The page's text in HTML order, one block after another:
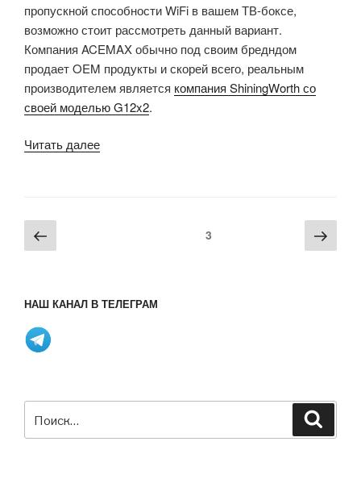
пропускной способности WiFi в вашем ТВ-боксе,
возможно стоит рассмотреть данный вариант.
Компания ACEMAX обычно под своим бредндом
продает OEM продукты и скорей всего, реальным
производителем является компания ShiningWorth со
своей моделью G12x2.
Читать далее«ТВ-
и
Пагинация
записей
Предыдущая
страница
Страница3
НАШ КАНАЛ В ТЕЛЕГРАМ